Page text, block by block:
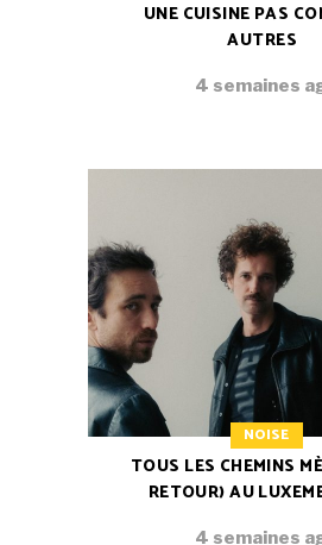
UNE CUISINE PAS
AUTRES
4 semaines
NOISE
TOUS LES CHEMINS
RETOUR) AU
4 semaines